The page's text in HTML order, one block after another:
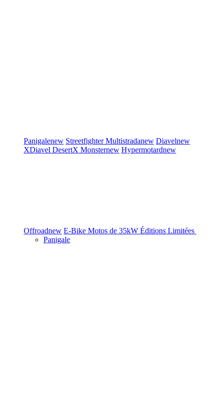
Panigalenew StreetfighterMultistradanew Diavelnew
XDiavel DesertX Monsternew Hypermotardnew
Offroadnew E-Bike Motos de 35kW Éditions Limitées
Panigale